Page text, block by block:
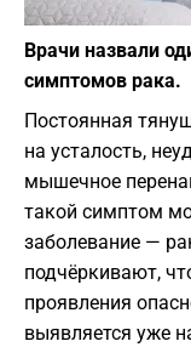
Врачи назвали
симптомов рака.
Постоянная
на усталость,
мышечное
такой симптом
заболевание —
подчёркивают,
проявления
выявляется уже